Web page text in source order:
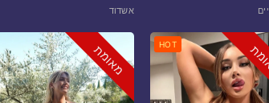
אשדוד
מאומת HOT